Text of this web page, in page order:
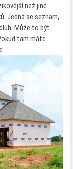
než jiné.
Jedná se seznam,
Může to být
tam máte